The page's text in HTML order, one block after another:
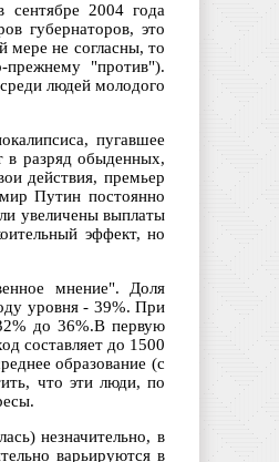
2004 года
губернаторов, это
мере не согласны, то
"против").
людей молодого
пугавшее
в разряд обыденных,
действия, премьер
Путин постоянно
увеличены выплаты
эффект, но
мнение". Доля
уровня - 39%. При
до 36%.В первую
составляет до 1500
образование (с
что эти люди, по
незначительно, в
варьируются в